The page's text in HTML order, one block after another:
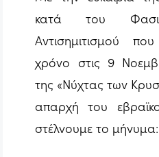
κατά του
Αντισημιτισμού
χρόνο στις 9
της «Νύχτας των
απαρχή του
στέλνουμε το